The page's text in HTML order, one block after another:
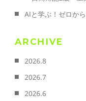
AIと学ぶ！ゼロか
ARCHIVE
2026.8
2026.7
2026.6